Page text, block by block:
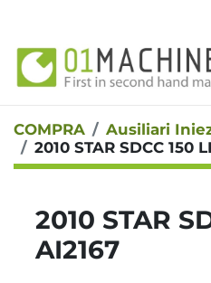
COMPRA Ausiliari
2010 STAR SDCC 150
2010 STAR
AI2167